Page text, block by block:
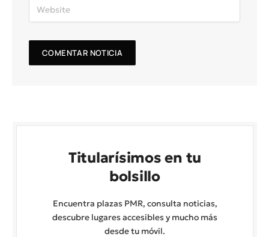
Titularísimos en tu
bolsillo
Encuentra plazas PMR, consulta noticias,
descubre lugares accesibles y mucho más
desde tu móvil.